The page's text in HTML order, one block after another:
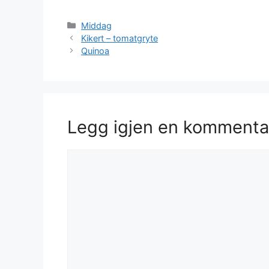
Kategorier
Middag
Kikert – tomatgryte
Quinoa
Legg igjen en